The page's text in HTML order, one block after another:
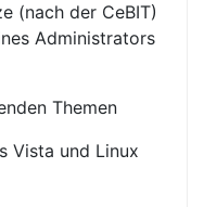
(nach der CeBIT)
Administrators
Themen
Vista und Linux